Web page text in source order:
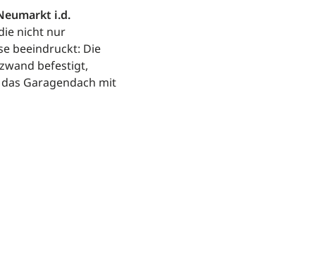
i.d.
nicht nur
beeindruckt: Die
befestigt,
Garagendach mit